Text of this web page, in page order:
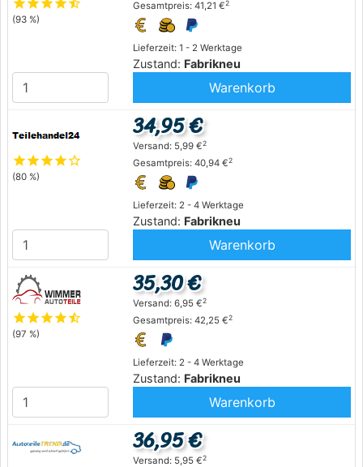
starstarstarstarstar_half
(93 %)
Lieferzeit: 1 - 2 Werktage
Zustand: Fabrikneu
Gesamtpreis: 41,21 €2
Warenkorb
starstarstarstarstar_outline
(80 %)
Lieferzeit: 2 - 4 Werktage
Zustand: Fabrikneu
34,95 €
Versand: 5,99 €2
Gesamtpreis: 40,94 €2
Warenkorb
starstarstarstarstar_half
(97 %)
Lieferzeit: 2 - 4 Werktage
Zustand: Fabrikneu
35,30 €
Versand: 6,95 €2
Gesamtpreis: 42,25 €2
Warenkorb
36,95 €
Versand: 5,95 €2